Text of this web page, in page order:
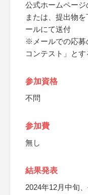
公式ホームペー
または、提出物
ールにて送付
※メールでの応募
コンテスト」とす
参加資格
不問
参加費
無し
結果発表
2024年12月中旬